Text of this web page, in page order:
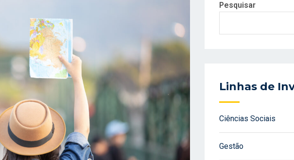
Pesquisar
Linhas de
Ciências Sociais
Gestão